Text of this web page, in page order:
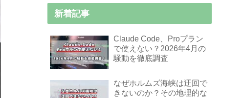
新着記事
Claude Code、Proプラン
で使えない？2026年4月の
騒動を徹底調査
なぜホルムズ海峡は迂回で
きないのか？その地理的な